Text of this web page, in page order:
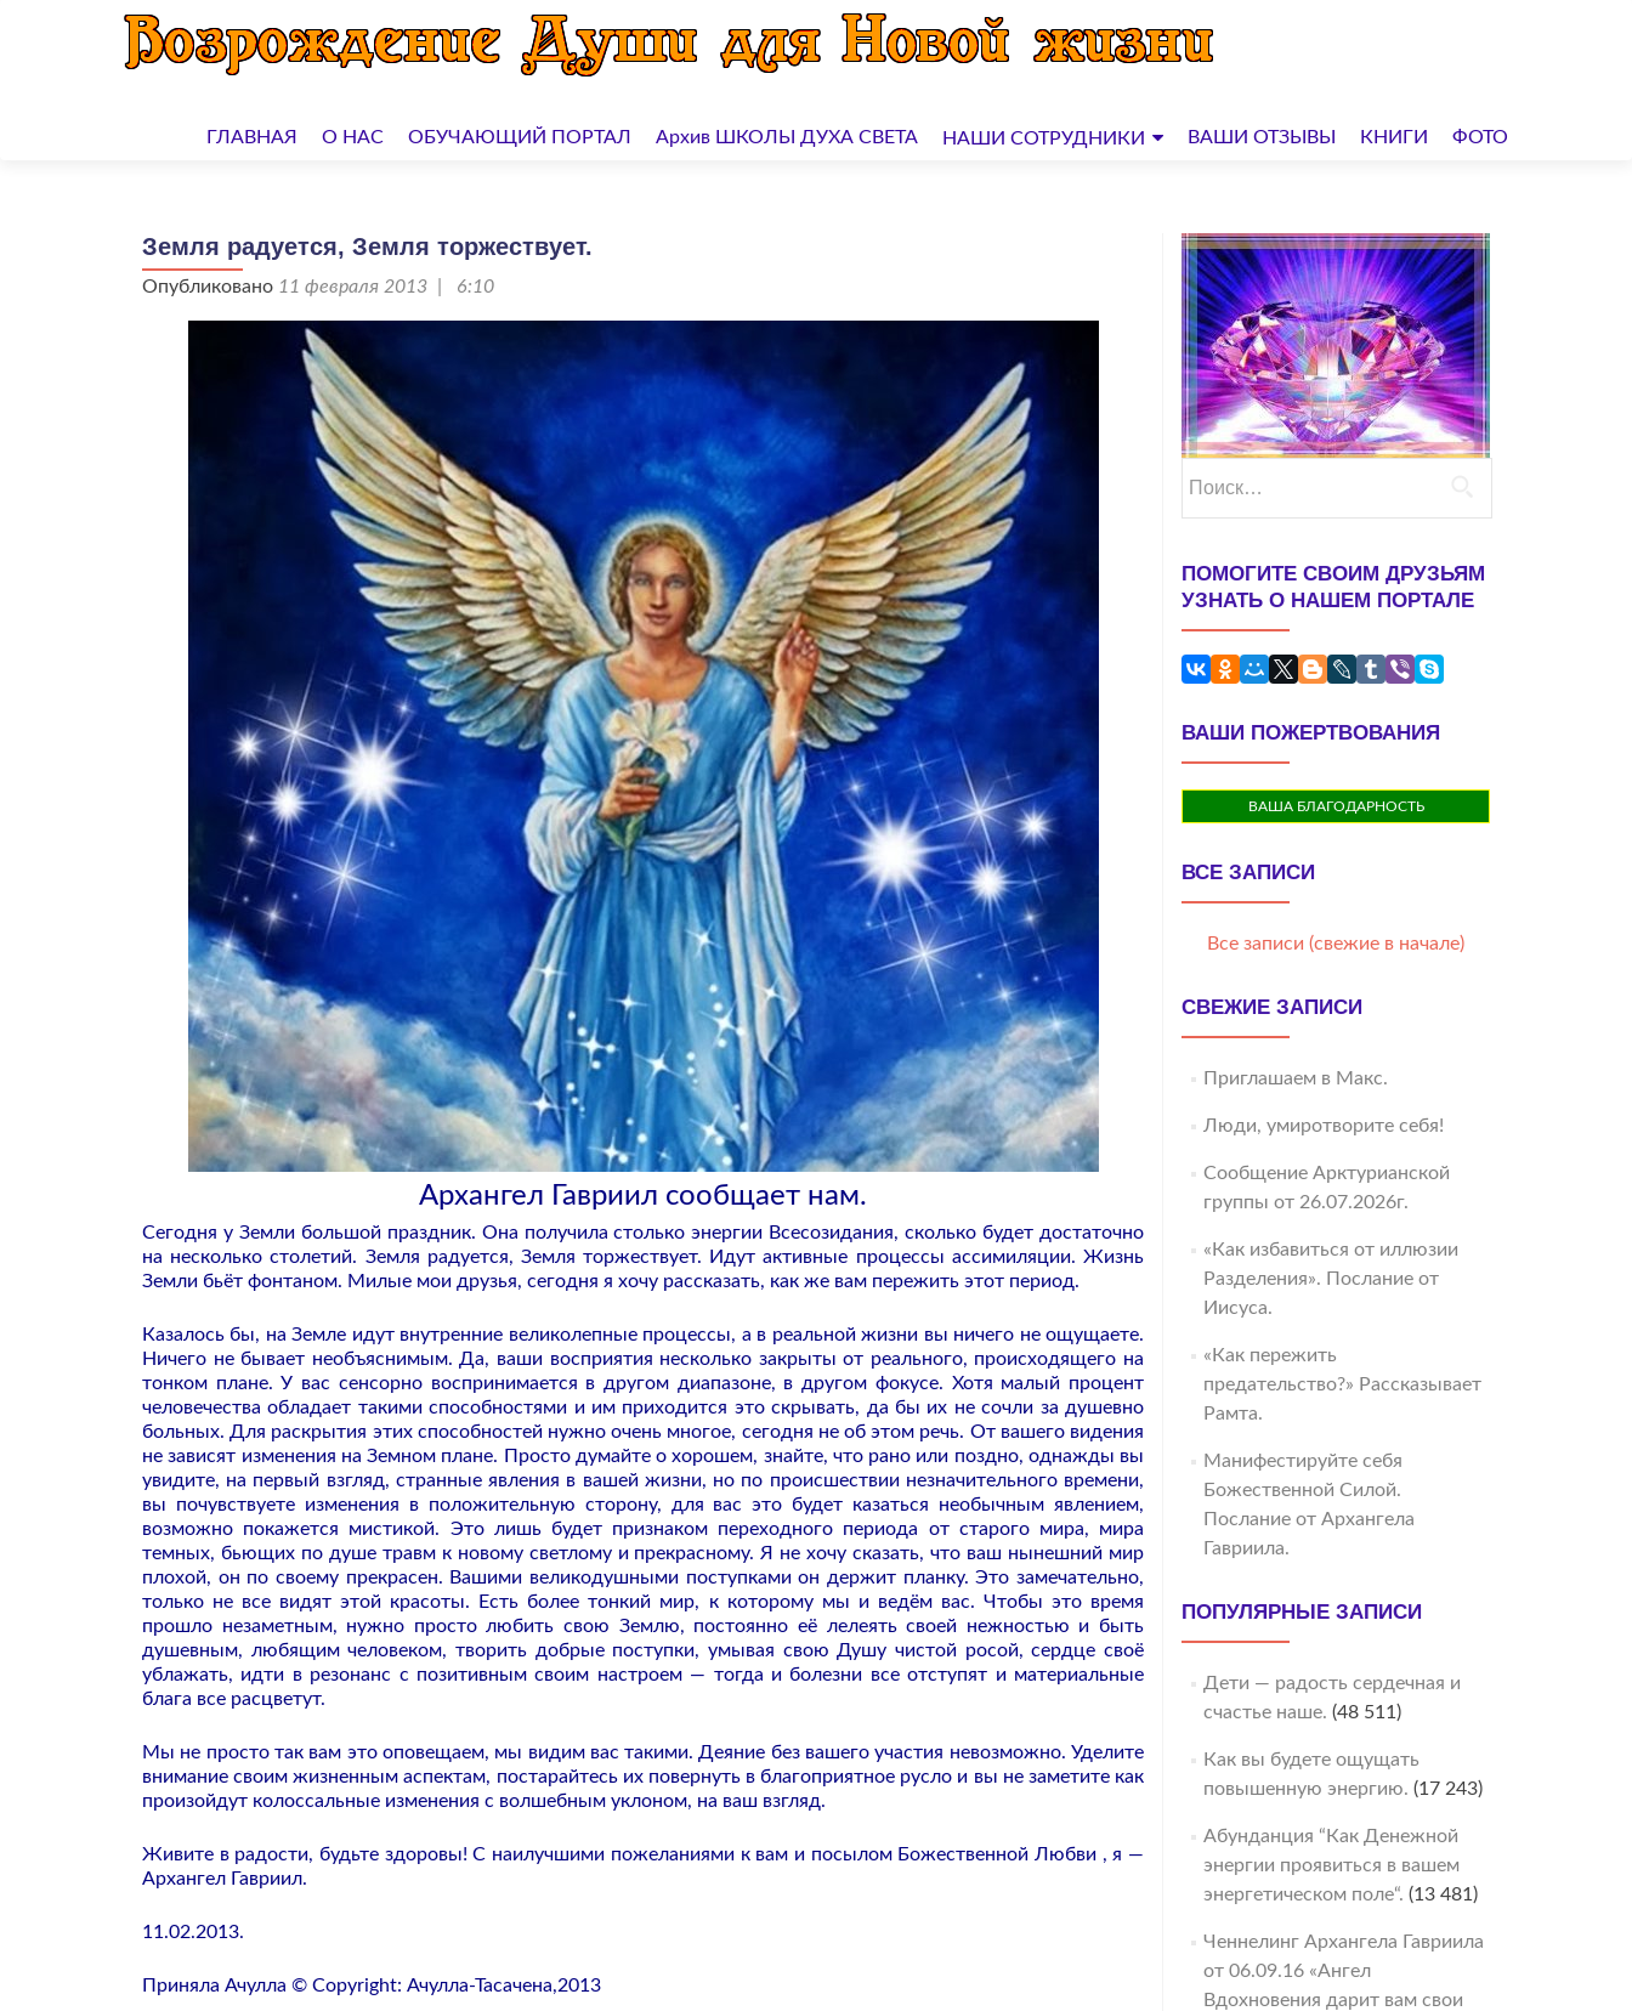
кГЛАВНАЯ О НАС ОБУЧАЮЩИЙ ПОРТАЛ Архив ШКОЛЫ ДУХА СВЕТА НАШИ СОТРУДНИКИ ВАШИ ОТЗЫВЫ КНИГИ ФОТО
Земля радуется, Земля торжествует.
Опубликовано 11 февраля 2013 | 6:10
Архангел Гавриил сообщает нам.
Сегодня у Земли большой праздник. Она получила столько энергии Всесозидания, сколько будет достаточно
на несколько столетий. Земля радуется, Земля торжествует. Идут активные процессы ассимиляции. Жизнь
Земли бьёт фонтаном. Милые мои друзья, сегодня я хочу рассказать, как же вам пережить этот период.
Казалось бы, на Земле идут внутренние великолепные процессы, а в реальной жизни вы ничего не ощущаете.
Ничего не бывает необъяснимым. Да, ваши восприятия несколько закрыты от реального, происходящего на
тонком плане. У вас сенсорно воспринимается в другом диапазоне, в другом фокусе. Хотя малый процент
человечества обладает такими способностями и им приходится это скрывать, да бы их не сочли за душевно
больных. Для раскрытия этих способностей нужно очень многое, сегодня не об этом речь. От вашего видения
не зависят изменения на Земном плане. Просто думайте о хорошем, знайте, что рано или поздно, однажды вы
увидите, на первый взгляд, странные явления в вашей жизни, но по происшествии незначительного времени,
вы почувствуете изменения в положительную сторону, для вас это будет казаться необычным явлением,
возможно покажется мистикой. Это лишь будет признаком переходного периода от старого мира, мира
темных, бьющих по душе травм к новому светлому и прекрасному. Я не хочу сказать, что ваш нынешний мир
плохой, он по своему прекрасен. Вашими великодушными поступками он держит планку. Это замечательно,
только не все видят этой красоты. Есть более тонкий мир, к которому мы и ведём вас. Чтобы это время
прошло незаметным, нужно просто любить свою Землю, постоянно её лелеять своей нежностью и быть
душевным, любящим человеком, творить добрые поступки, умывая свою Душу чистой росой, сердце своё
ублажать, идти в резонанс с позитивным своим настроем — тогда и болезни все отступят и материальные
блага все расцветут.
Мы не просто так вам это оповещаем, мы видим вас такими. Деяние без вашего участия невозможно. Уделите
внимание своим жизненным аспектам, постарайтесь их повернуть в благоприятное русло и вы не заметите как
произойдут колоссальные изменения с волшебным уклоном, на ваш взгляд.
Живите в радости, будьте здоровы! С наилучшими пожеланиями к вам и посылом Божественной Любви , я —
Архангел Гавриил.
11.02.2013.
Приняла Ачулла © Copyright: Ачулла-Тасачена,2013
ПОМОГИТЕ СВОИМ ДРУЗЬЯМ
УЗНАТЬ О НАШЕМ ПОРТАЛЕ
ВАШИ ПОЖЕРТВОВАНИЯ
ВАША БЛАГОДАРНОСТЬ
ВСЕ ЗАПИСИ
Все записи (свежие в начале)
СВЕЖИЕ ЗАПИСИ
Приглашаем в Макс.
Люди, умиротворите себя!
Сообщение Арктурианской
группы от 26.07.2026г.
«Как избавиться от иллюзии
Разделения». Послание от
Иисуса.
«Как пережить
предательство?» Рассказывает
Рамта.
Манифестируйте себя
Божественной Силой.
Послание от Архангела
Гавриила.
ПОПУЛЯРНЫЕ ЗАПИСИ
Дети — радость сердечная и
счастье наше. (48 511)
Как вы будете ощущать
повышенную энергию. (17 243)
Абунданция “Как Денежной
энергии проявиться в вашем
энергетическом поле“. (13 481)
Ченнелинг Архангела Гавриила
от 06.09.16 «Ангел
Вдохновения дарит вам свои